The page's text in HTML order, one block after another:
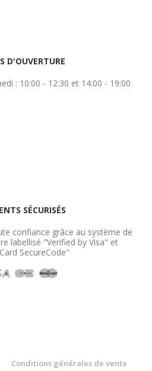
D'OUVERTURE
: 10:00 - 12:30 et 14:00 - 19:00
SÉCURISÉS
confiance grâce au système de
labellisé "Verified by Visa" et
SecureCode"
Conditions générales de vente